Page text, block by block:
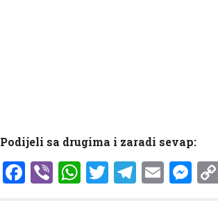
Podijeli sa drugima i zaradi sevap:
Facebook
ViberWhatsApp
Twitter